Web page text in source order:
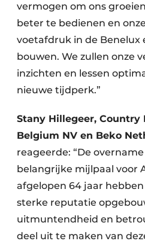
vermogen om ons
beter te bedienen en
voetafdruk in de Benelux
bouwen. We zullen onze
inzichten en lessen
nieuwe tijdperk.”
Stany Hillegeer, Country
Belgium NV en Beko
reageerde: “De
belangrijke mijlpaal voor
afgelopen 64 jaar
sterke reputatie
uitmuntendheid en
deel uit te maken van